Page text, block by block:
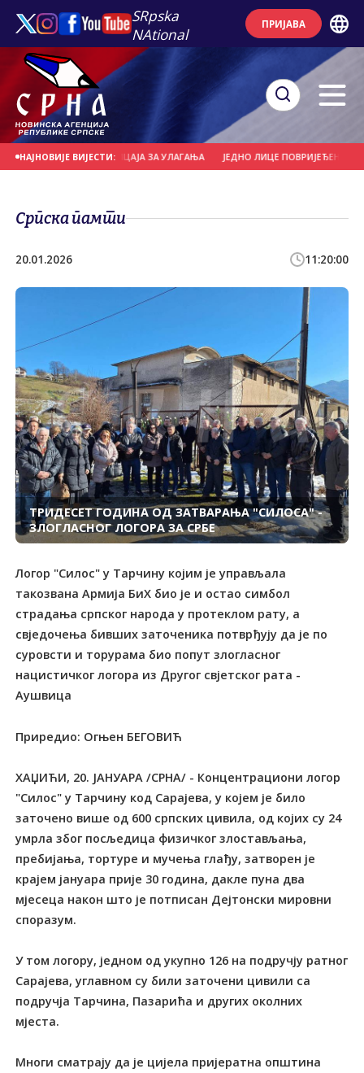
SRpska
NAtional
ПРИЈАВА
НАЈНОВИЈЕ ВИЈЕСТИ:
ПОДСТИЦАЈА ЗА УЛАГАЊА ЈЕДНО ЛИЦЕ ПОВРИЈЕЂЕНО У
Српска памти
20.01.2026 11:20:00
ТРИДЕСЕТ ГОДИНА ОД ЗАТВАРАЊА "СИЛОСА" -
ЗЛОГЛАСНОГ ЛОГОРА ЗА СРБЕ
Логор "Силос" у Тарчину којим је управљала
такозвана Армија БиХ био је и остао симбол
страдања српског народа у протеклом рату, а
свједочења бивших заточеника потврђују да је по
суровсти и торурама био попут злогласног
нацистичког логора из Другог свјетског рата -
Аушвица
Приредио: Огњен БЕГОВИЋ
ХАЏИЋИ, 20. ЈАНУАРА /СРНА/ - Концентрациони логор
"Силос" у Тарчину код Сарајева, у којем је било
заточено више од 600 српских цивила, од којих су 24
умрла због посљедица физичког злостављања,
пребијања, тортуре и мучења глађу, затворен је
крајем јануара прије 30 година, дакле пуна два
мјесеца након што је потписан Дејтонски мировни
споразум.
У том логору, једном од укупно 126 на подручју ратног
Сарајева, углавном су били заточени цивили са
подручја Тарчина, Пазарића и других околних
мјеста.
Многи сматрају да је цијела пријератна општина